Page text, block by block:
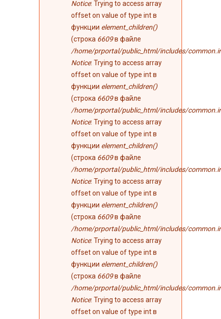
Notice: Trying to access array
offset on value of type int в
функции element_children()
(строка 6609в файле
/home/prportal/public_html/includes/
Notice: Trying to access array
offset on value of type int в
функции element_children()
(строка 6609в файле
/home/prportal/public_html/includes/
Notice: Trying to access array
offset on value of type int в
функции element_children()
(строка 6609в файле
/home/prportal/public_html/includes/
Notice: Trying to access array
offset on value of type int в
функции element_children()
(строка 6609в файле
/home/prportal/public_html/includes/
Notice: Trying to access array
offset on value of type int в
функции element_children()
(строка 6609в файле
/home/prportal/public_html/includes/
Notice: Trying to access array
offset on value of type int в